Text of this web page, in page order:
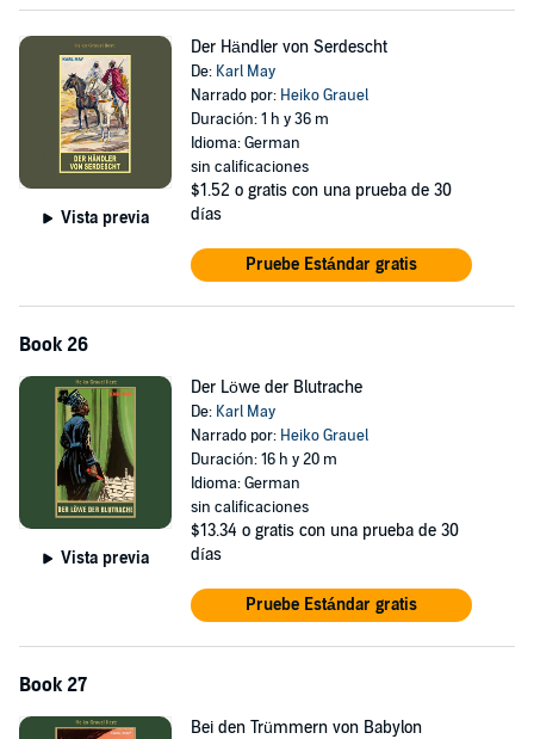
Vista previa
Der Händler von Serdescht
De: Karl May
Narrado por: Heiko Grauel
Duración: 1 h y 36 m
Idioma: German
sin calificaciones
$1.52 o gratis con una prueba de 30
días
Pruebe Estándar gratis
Book 26
Vista previa
Der Löwe der Blutrache
De: Karl May
Narrado por: Heiko Grauel
Duración: 16 h y 20 m
Idioma: German
sin calificaciones
$13.34 o gratis con una prueba de 30
días
Pruebe Estándar gratis
Book 27
Bei den Trümmern von Babylon